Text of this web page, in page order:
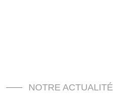
NOTRE ACTUALITÉ